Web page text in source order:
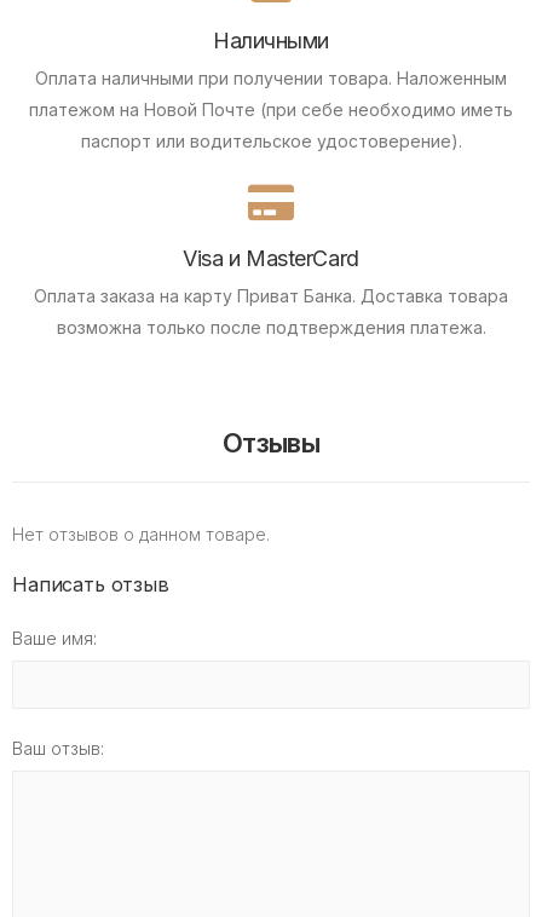
Наличными
Оплата наличными при получении товара. Наложенным
платежом на Новой Почте (при себе необходимо иметь
паспорт или водительское удостоверение).
Visa и MasterCard
Оплата заказа на карту Приват Банка. Доставка товара
возможна только после подтверждения платежа.
Отзывы
Нет отзывов о данном товаре.
Написать отзыв
Ваше имя:
Ваш отзыв: